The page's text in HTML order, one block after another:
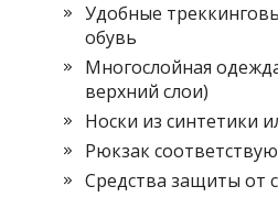
Удобные
обувь
Многослойная
верхний слои)
Носки из синтетики
Рюкзак
Средства защиты от